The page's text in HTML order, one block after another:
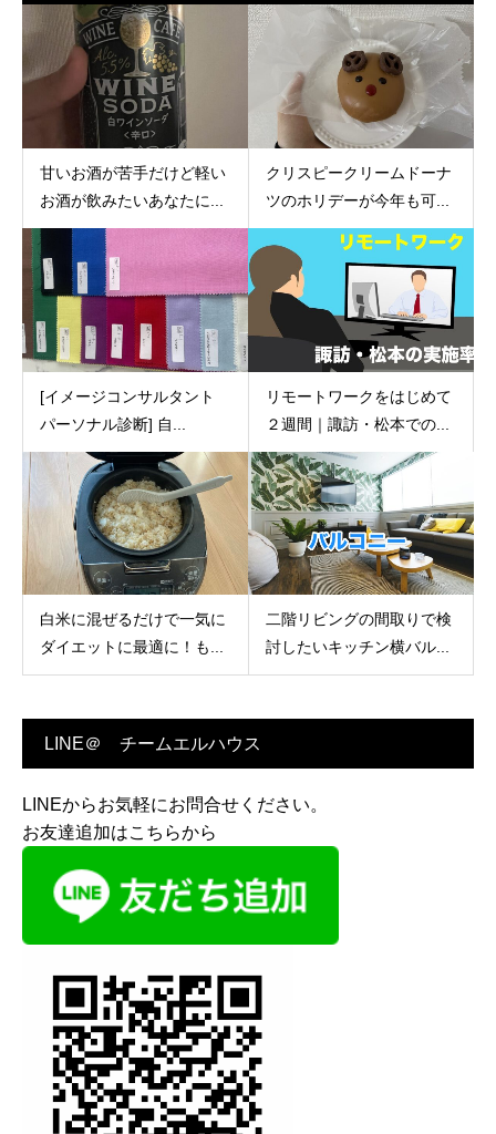
甘いお酒が苦手だけど軽い
お酒が飲みたいあなたに...
クリスピークリームドーナ
ツのホリデーが今年も可...
[イメージコンサルタント
パーソナル診断] 自...
リモートワークをはじめて
２週間｜諏訪・松本での...
白米に混ぜるだけで一気に
ダイエットに最適に！も...
二階リビングの間取りで検
討したいキッチン横バル...
LINE＠ チームエルハウス
LINEからお気軽にお問合せください。
お友達追加はこちらから